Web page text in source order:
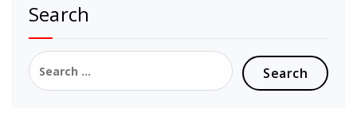
Search
Search
for: